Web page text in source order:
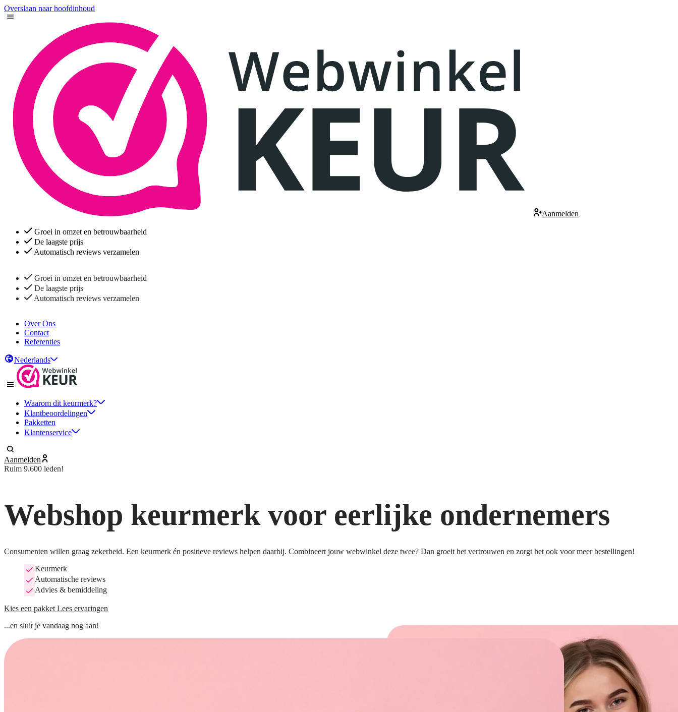
Overslaan naar hoofdinhoud
Aanmelden
Groei in omzet en betrouwbaarheid
De laagste prijs
Automatisch reviews verzamelen
Groei in omzet en betrouwbaarheid
De laagste prijs
Automatisch reviews verzamelen
Over Ons
Contact
Referenties
Nederlands
Waarom dit keurmerk?
Klantbeoordelingen
Pakketten
Klantenservice
Aanmelden
Ruim 9.600 leden!
Webshop keurmerk voor eerlijke ondernemers
Consumenten willen graag zekerheid. Een keurmerk én positieve reviews helpen daarbij. Combineert jouw webwinkel deze twee? Dan groeit het vertrouwen en zorgt het ook voor meer bestellingen!
Keurmerk
Automatische reviews
Advies & bemiddeling
Kies een pakket Lees ervaringen
...en sluit je vandaag nog aan!